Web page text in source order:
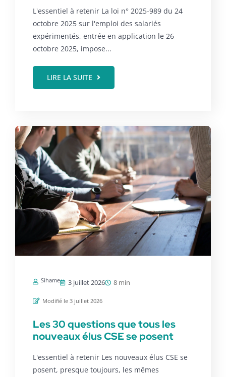
L'essentiel à retenir La loi n° 2025-989 du 24
octobre 2025 sur l'emploi des salariés
expérimentés, entrée en application le 26
octobre 2025, impose...
LIRE LA SUITE
Sihame 3 juillet 2026 8 min
Modifié le 3 juillet 2026
Les 30 questions que tous les
nouveaux élus CSE se posent
L'essentiel à retenir Les nouveaux élus CSE se
posent, presque toujours, les mêmes